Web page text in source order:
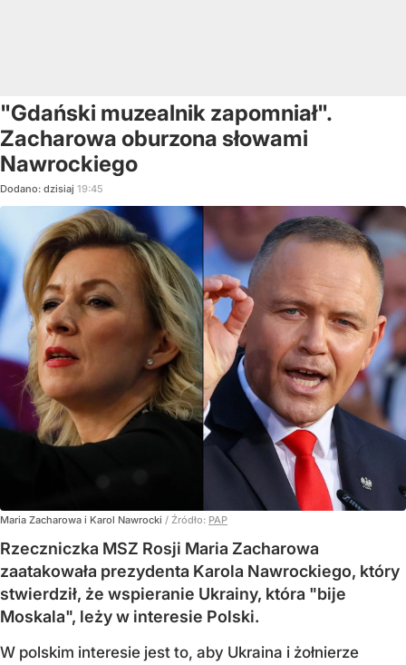
"Gdański muzealnik zapomniał".
Zacharowa oburzona słowami
Nawrockiego
Dodano: dzisiaj 19:45
Maria Zacharowa i Karol Nawrocki / Źródło: PAP
Rzeczniczka MSZ Rosji Maria Zacharowa
zaatakowała prezydenta Karola Nawrockiego, który
stwierdził, że wspieranie Ukrainy, która "bije
Moskala", leży w interesie Polski.
W polskim interesie jest to, aby Ukraina i żołnierze